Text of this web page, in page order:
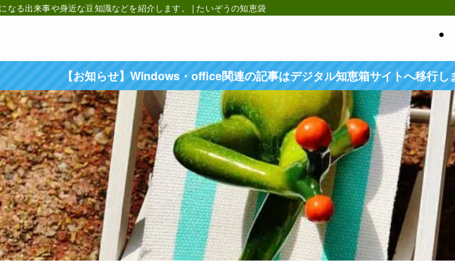
なる出来事や身近な豆知識などを紹介します。 | たいぞうの知恵袋
【お知らせ】Windows・office関連の記事はデジタル知恵箱サイトへ移行し